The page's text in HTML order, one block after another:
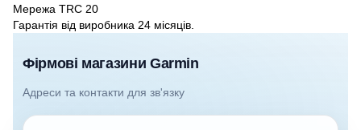
Мережа TRC 20
Гарантія від виробника 24 місяців.
Фірмові магазини Garmin
Адреси та контакти для зв'язку